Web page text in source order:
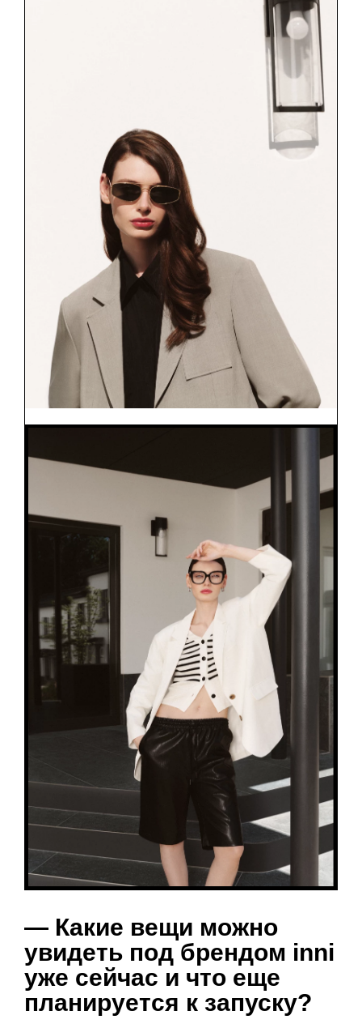
— Какие вещи можно
увидеть под брендом inni
уже сейчас и что еще
планируется к запуску?